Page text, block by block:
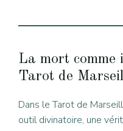
La mort comme
Tarot de
Dans le Tarot de
outil divinatoire, une